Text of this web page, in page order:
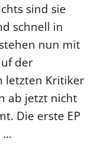
sind sie
schnell in
nun mit
der
letzten Kritiker
ab jetzt nicht
Die erste EP
…